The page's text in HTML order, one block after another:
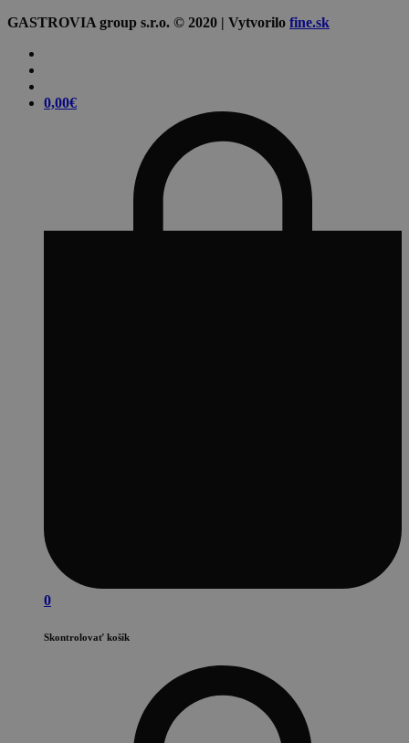
GASTROVIA group s.r.o. © 2020 | Vytvorilo fine.sk
0,00€
0
Skontrolovať košík